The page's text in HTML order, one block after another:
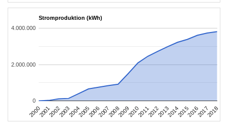
Stromproduktion (kWh)
2000200120022003200420052006200720082009201020112012201320142015201620172018
0
2.000.000
4.000.000